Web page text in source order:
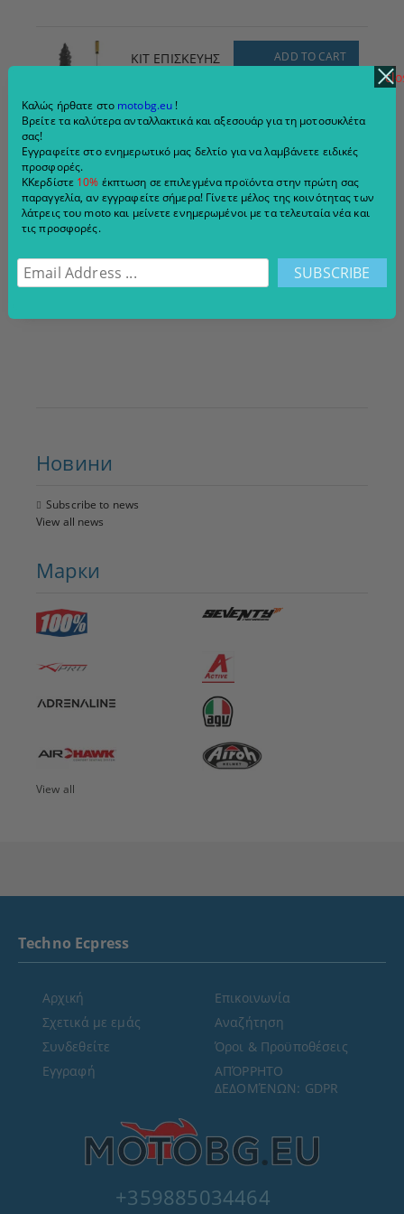
ΚΙΤ ΕΠΙΣΚΕΥΗΣ
mm x 11,7 mm
€3.86 7.55 лв.
ADD TO CART
200ml
Новини
Subscribe to news
View all news
Марки
View all
+359885034464
Techno Ecpress
Αρχική
Σχετικά με εμάς
Συνδεθείτε
Εγγραφή
Επικοινωνία
Αναζήτηση
Όροι & Προϋποθέσεις
ΑΠΌΡΡΗΤΟ
ΔΕΔΟΜΈΝΩΝ: GDPR
Καλώς ήρθατε στο motobg.eu !
Βρείτε τα καλύτερα ανταλλακτικά και αξεσουάρ για τη μοτοσυκλέτα
σας!
Εγγραφείτε στο ενημερωτικό μας δελτίο για να λαμβάνετε ειδικές
προσφορές.
ΚΚερδίστε 10% έκπτωση σε επιλεγμένα προϊόντα στην πρώτη σας
παραγγελία, αν εγγραφείτε σήμερα! Γίνετε μέλος της κοινότητας των
λάτρεις του moto και μείνετε ενημερωμένοι με τα τελευταία νέα και
τις προσφορές.